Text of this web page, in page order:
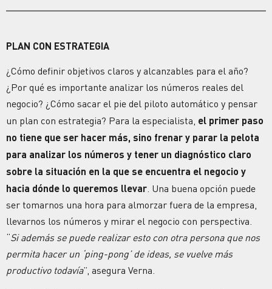
PLAN CON ESTRATEGIA
¿Cómo definir objetivos claros y alcanzables para el año?
¿Por qué es importante analizar los números reales del
negocio? ¿Cómo sacar el pie del piloto automático y pensar
un plan con estrategia? Para la especialista, el primer paso
no tiene que ser hacer más, sino frenar y parar la pelota
para analizar los números y tener un diagnóstico claro
sobre la situación en la que se encuentra el negocio y
hacia dónde lo queremos llevar . Una buena opción puede
ser tomarnos una hora para almorzar fuera de la empresa,
llevarnos los números y mirar el negocio con perspectiva.
“Si además se puede realizar esto con otra persona que nos
permita hacer un ‘ping-pong’ de ideas, se vuelve más
productivo todavía”, asegura Verna.